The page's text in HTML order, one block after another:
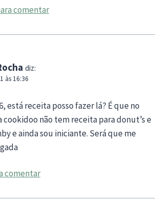
comentar
diz:
às 16:36
está receita posso fazer lá? É que no
cookidoo não tem receita para donut’s e
e ainda sou iniciante. Será que me
comentar